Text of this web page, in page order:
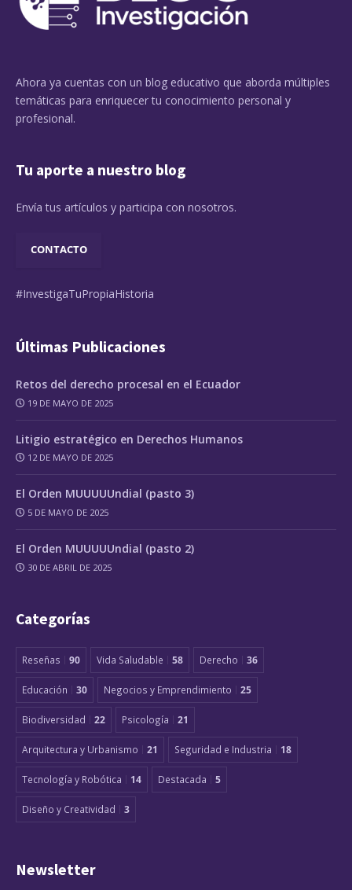
Ahora ya cuentas con un blog educativo que aborda múltiples
temáticas para enriquecer tu conocimiento personal y
profesional.
Tu aporte a nuestro blog
Envía tus artículos y participa con nosotros.
CONTACTO
#InvestigaTuPropiaHistoria
Últimas Publicaciones
Retos del derecho procesal en el Ecuador
19 DE MAYO DE 2025
Litigio estratégico en Derechos Humanos
12 DE MAYO DE 2025
El Orden MUUUUUndial (pasto 3)
5 DE MAYO DE 2025
El Orden MUUUUUndial (pasto 2)
30 DE ABRIL DE 2025
Categorías
Reseñas 90 Vida Saludable 58 Derecho 36
Educación 30 Negocios y Emprendimiento 25
Biodiversidad 22 Psicología 21
Arquitectura y Urbanismo 21 Seguridad e Industria 18
Tecnología y Robótica 14 Destacada 5
Diseño y Creatividad 3
Newsletter